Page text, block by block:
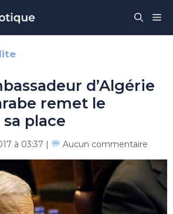
d’Algérie
remet le
place
à 03:37 | Aucun commentaire